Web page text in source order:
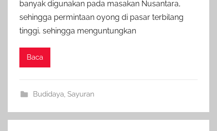
banyak digunakan pada masakan Nusantara,
sehingga permintaan oyong di pasar terbilang
tinggi, sehingga menguntungkan
Baca
Budidaya Sayuran